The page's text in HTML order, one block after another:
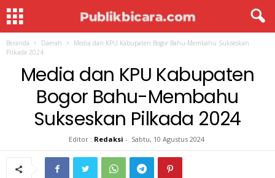
Beranda Daerah
Media dan KPU Kabupaten Bogor Bahu-Membahu Sukseskan
Pilkada 2024
Media dan KPU Kabupaten
Bogor Bahu-Membahu
Sukseskan Pilkada 2024
Editor : Redaksi - Sabtu, 10 Agustus 2024